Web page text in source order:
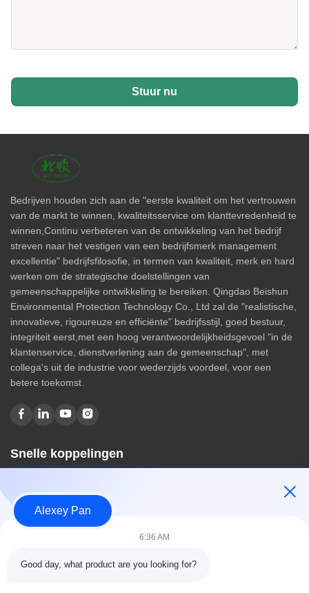
Stuur nu
Bedrijven houden zich aan de "eerste kwaliteit om het vertrouwen
van de markt te winnen, kwaliteitsservice om klanttevredenheid te
winnen,Continu verbeteren van de ontwikkeling van het bedrijf
streven naar het vestigen van een bedrijfsmerk management
excellentie" bedrijfsfilosofie, in termen van kwaliteit, merk en hard
werken om de strategische doelstellingen van
gemeenschappelijke ontwikkeling te bereiken. Qingdao Beishun
Environmental Protection Technology Co., Ltd zal de "realistische,
innovatieve, rigoureuze en efficiënte" bedrijfsstijl, goed bestuur,
integriteit eerst,met een hoog verantwoordelijkheidsgevoel "in de
klantenservice, dienstverlening aan de gemeenschap", met
collega's uit de industrie voor wederzijds voordeel, voor een
betere toekomst.
Snelle koppelingen
Over ons
producten
Categorieën
Alexey Pan
6:36 AM
Good day, what product are you looking for?